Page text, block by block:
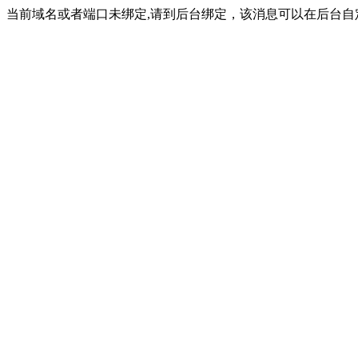
当前域名或者端口未绑定,请到后台绑定，该消息可以在后台自